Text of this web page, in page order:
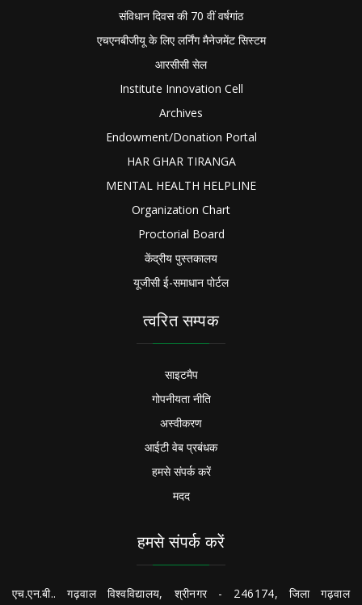
संविधान दिवस की 70 वीं वर्षगांठ
एचएनबीजीयू के लिए लर्निंग मैनेजमेंट सिस्टम
आरसीसी सेल
Institute Innovation Cell
Archives
Endowment/Donation Portal
HAR GHAR TIRANGA
MENTAL HEALTH HELPLINE
Organization Chart
Proctorial Board
केंद्रीय पुस्तकालय
यूजीसी ई-समाधान पोर्टल
त्वरित सम्पक
साइटमैप
गोपनीयता नीति
अस्वीकरण
आईटी वेब प्रबंधक
हमसे संपर्क करें
मदद
हमसे संपर्क करें
एच.एन.बी.. गढ़वाल विश्वविद्यालय, श्रीनगर - 246174, जिला गढ़वाल